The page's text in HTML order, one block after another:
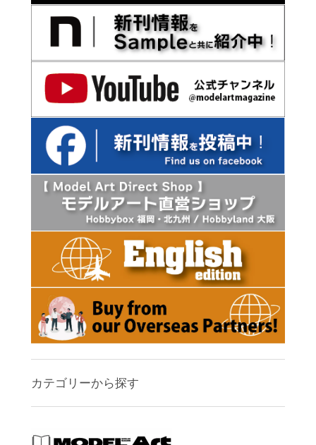
カテゴリーから探す